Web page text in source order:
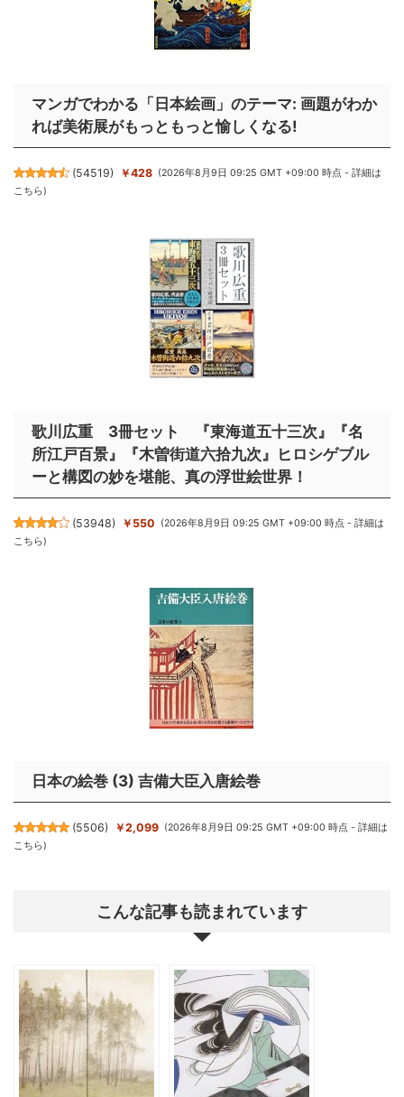
マンガでわかる「日本絵画」のテーマ: 画題がわか
れば美術展がもっともっと愉しくなる!
(54519) ￥428 (2026年8月9日 09:25 GMT +09:00 時点 -詳細は
こちら)
歌川広重 3冊セット 『東海道五十三次』『名
所江戸百景』『木曽街道六拾九次』ヒロシゲブル
ーと構図の妙を堪能、真の浮世絵世界！
(53948) ￥550 (2026年8月9日 09:25 GMT +09:00 時点 -詳細は
こちら)
日本の絵巻 (3) 吉備大臣入唐絵巻
(5506) ￥2,099 (2026年8月9日 09:25 GMT +09:00 時点 -詳細は
こちら)
こんな記事も読まれています